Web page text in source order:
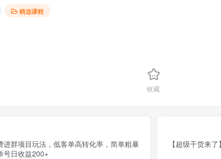
精选课程
收藏
进群项目玩法，低客单高转化率，简单粗暴
号日收益200+
【超级干货来